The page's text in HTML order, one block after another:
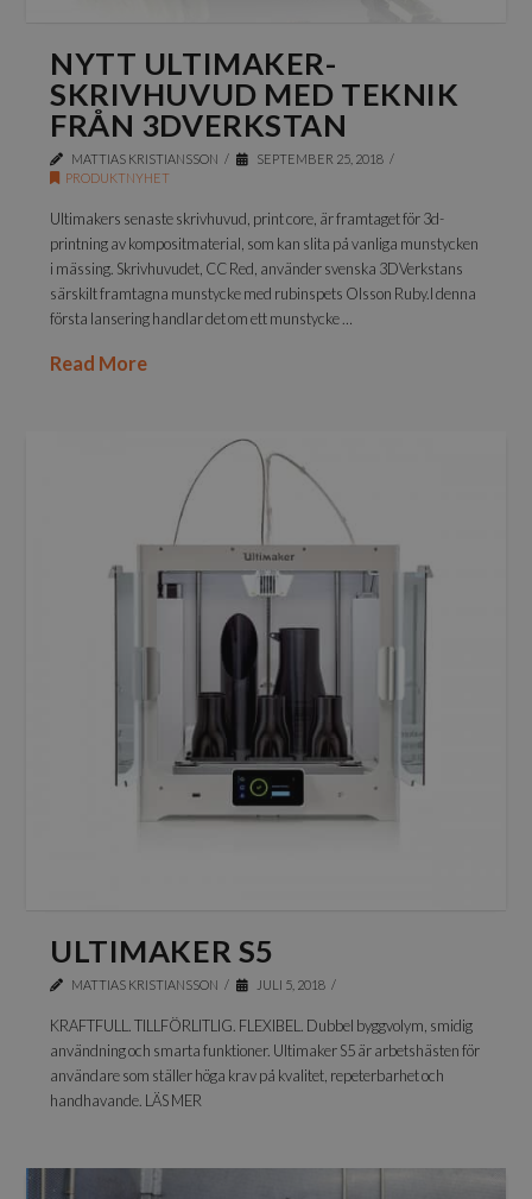
NYTT ULTIMAKER-
SKRIVHUVUD MED TEKNIK
FRÅN 3DVERKSTAN
MATTIAS KRISTIANSSON
SEPTEMBER 25, 2018
PRODUKTNYHET
Ultimakers senaste skrivhuvud, print core, är framtaget för 3d-
printning av kompositmaterial, som kan slita på vanliga munstycken
i mässing. Skrivhuvudet, CC Red, använder svenska 3DVerkstans
särskilt framtagna munstycke med rubinspets Olsson Ruby.I denna
första lansering handlar det om ett munstycke …
Read More
ULTIMAKER S5
MATTIAS KRISTIANSSON JULI 5, 2018
KRAFTFULL. TILLFÖRLITLIG. FLEXIBEL. Dubbel byggvolym, smidig
användning och smarta funktioner. Ultimaker S5 är arbetshästen för
användare som ställer höga krav på kvalitet, repeterbarhet och
handhavande. LÄS MER